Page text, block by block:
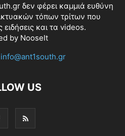
δεν φέρει καμμιά ευθύνη
τόπων τρίτων που
ειδήσεις και τα videos.
by NooseIt
info@ant1south.gr
US